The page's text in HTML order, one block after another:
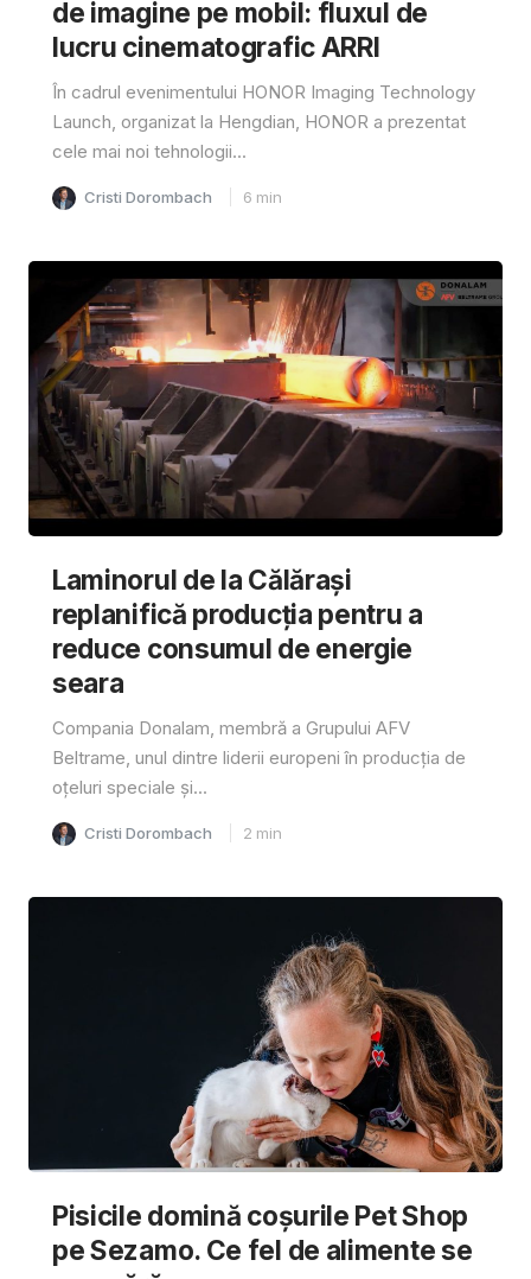
de imagine pe mobil: fluxul de
lucru cinematografic ARRI
În cadrul evenimentului HONOR Imaging Technology
Launch, organizat la Hengdian, HONOR a prezentat
cele mai noi tehnologii...
Cristi Dorombach 6 min
Laminorul de la Călărași
replanifică producția pentru a
reduce consumul de energie
seara
Compania Donalam, membră a Grupului AFV
Beltrame, unul dintre liderii europeni în producția de
oțeluri speciale și...
Cristi Dorombach 2 min
Pisicile domină coșurile Pet Shop
pe Sezamo. Ce fel de alimente se